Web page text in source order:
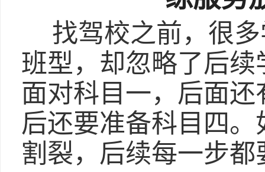
找驾校之前，很
班型，却忽略了后
面对科目一，后面
后还要准备科目四
割裂，后续每一步